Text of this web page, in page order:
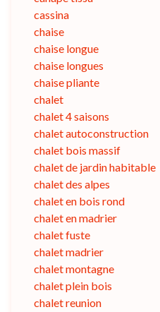
cassina
chaise
chaise longue
chaise longues
chaise pliante
chalet
chalet 4 saisons
chalet autoconstruction
chalet bois massif
chalet de jardin habitable
chalet des alpes
chalet en bois rond
chalet en madrier
chalet fuste
chalet madrier
chalet montagne
chalet plein bois
chalet reunion